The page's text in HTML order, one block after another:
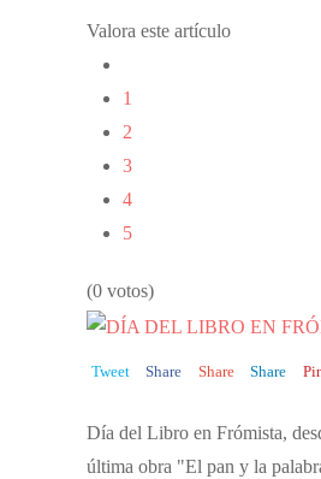
Valora este artículo
1
2
3
4
5
(0 votos)
Tweet Share Share Share
Día del Libro en Frómista,
última obra "El pan y la